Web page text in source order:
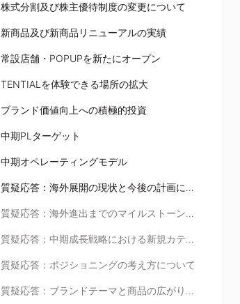
株式分割及び株主優待制度の変更について
新商品及び新商品リニューアルの実績
常設店舗・POPUPを新たにオープン
TENTIALを体験できる場所の拡大
ブランド価値向上への積極的投資
中期PLターゲット
中期オペレーティングモデル
質疑応答：海外展開の現状と今後の計画について
質疑応答：海外進出までのマイルストーンについて
質疑応答：中期成長戦略における新規カテゴリについて
質疑応答：ポジショニングの考え方について
質疑応答：ブランドテーマと商品の広がりについて